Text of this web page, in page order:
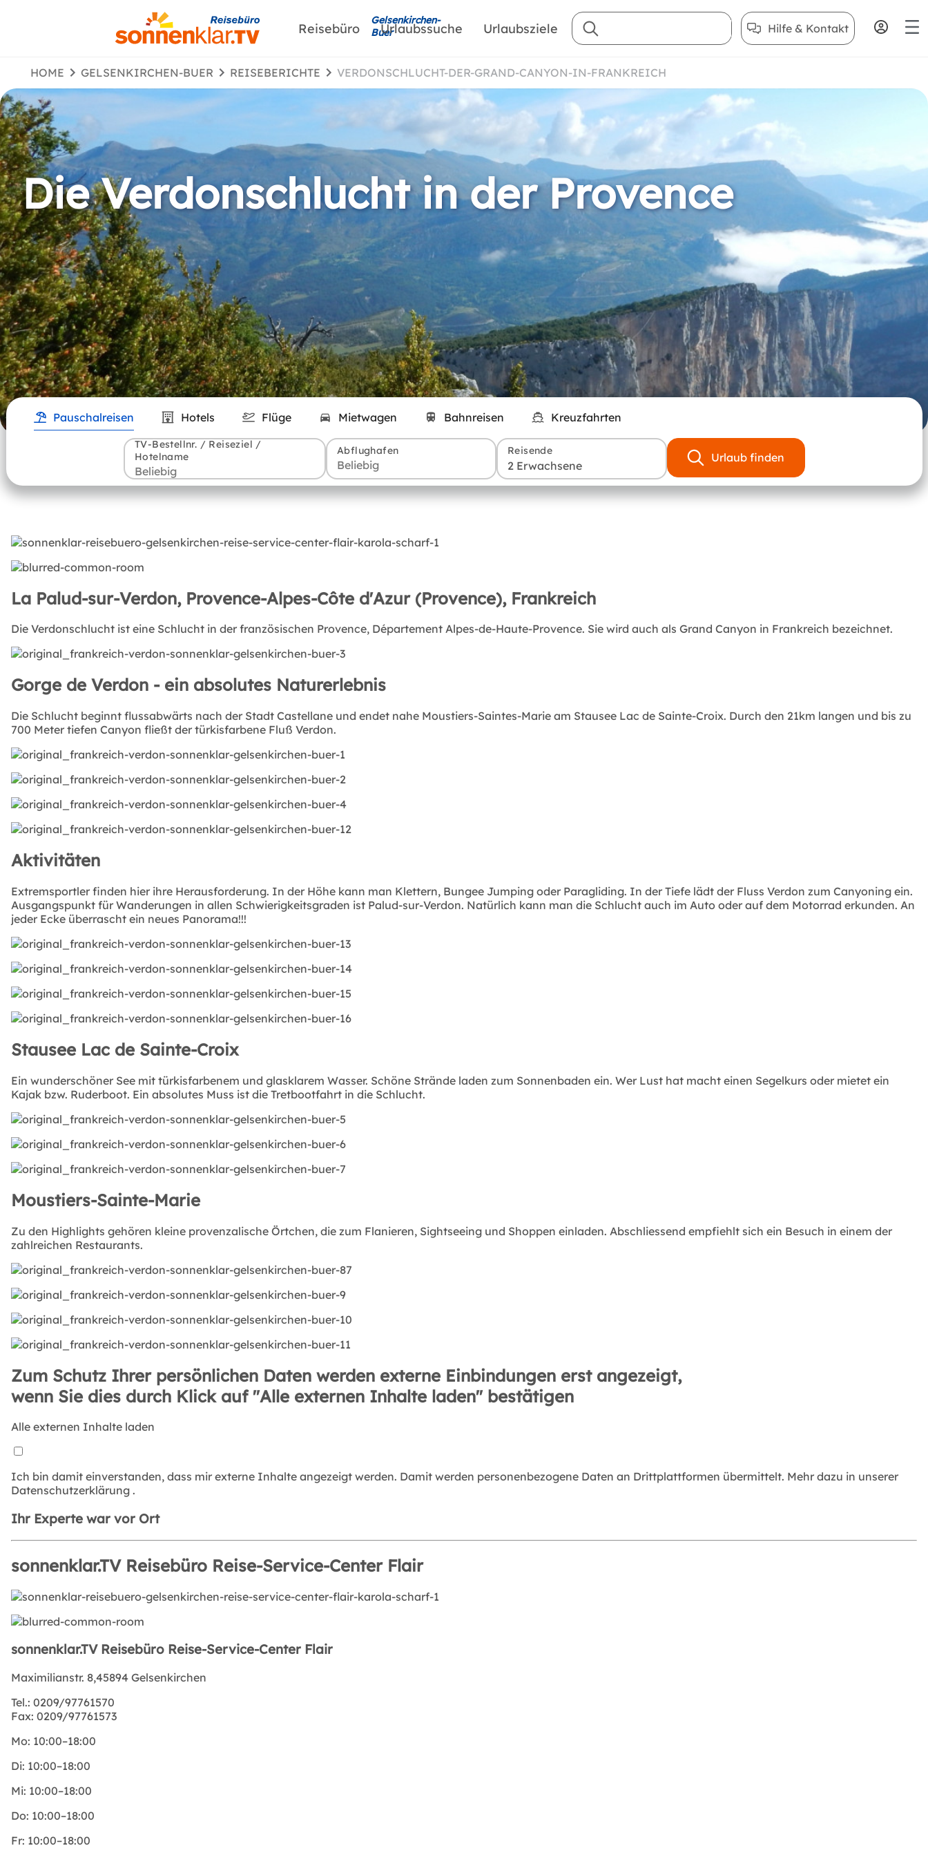
Gelsenkirchen-
Buer
Reisebüro Urlaubssuche Urlaubsziele Hilfe & Kontakt
HOME GELSENKIRCHEN-BUER REISEBERICHTE VERDONSCHLUCHT-DER-GRAND-CANYON-IN-FRANKREICH
Die Verdonschlucht in der Provence
Pauschalreisen Hotels Flüge Mietwagen Bahnreisen Kreuzfahrten
TV-Bestellnr. / Reiseziel /
Hotelname
Abflughafen Reisende
2 Erwachsene
Urlaub finden
La Palud-sur-Verdon, Provence-Alpes-Côte d'Azur (Provence), Frankreich
Die Verdonschlucht ist eine Schlucht in der französischen Provence, Département Alpes-de-Haute-Provence. Sie wird auch als Grand Canyon in Frankreich bezeichnet.
Gorge de Verdon - ein absolutes Naturerlebnis
Die Schlucht beginnt flussabwärts nach der Stadt Castellane und endet nahe Moustiers-Saintes-Marie am Stausee Lac de Sainte-Croix. Durch den 21km langen und bis zu
700 Meter tiefen Canyon fließt der türkisfarbene Fluß Verdon.
Aktivitäten
Extremsportler finden hier ihre Herausforderung. In der Höhe kann man Klettern, Bungee Jumping oder Paragliding. In der Tiefe lädt der Fluss Verdon zum Canyoning ein.
Ausgangspunkt für Wanderungen in allen Schwierigkeitsgraden ist Palud-sur-Verdon. Natürlich kann man die Schlucht auch im Auto oder auf dem Motorrad erkunden. An
jeder Ecke überrascht ein neues Panorama!!!
Stausee Lac de Sainte-Croix
Ein wunderschöner See mit türkisfarbenem und glasklarem Wasser. Schöne Strände laden zum Sonnenbaden ein. Wer Lust hat macht einen Segelkurs oder mietet ein
Kajak bzw. Ruderboot. Ein absolutes Muss ist die Tretbootfahrt in die Schlucht.
Moustiers-Sainte-Marie
Zu den Highlights gehören kleine provenzalische Örtchen, die zum Flanieren, Sightseeing und Shoppen einladen. Abschliessend empfiehlt sich ein Besuch in einem der
zahlreichen Restaurants.
Zum Schutz Ihrer persönlichen Daten werden externe Einbindungen erst angezeigt,
wenn Sie dies durch Klick auf "Alle externen Inhalte laden" bestätigen
Alle externen Inhalte laden
Ich bin damit einverstanden, dass mir externe Inhalte angezeigt werden. Damit werden personenbezogene Daten an Drittplattformen übermittelt. Mehr dazu in unserer
Datenschutzerklärung .
Ihr Experte war vor Ort
sonnenklar.TV Reisebüro Reise-Service-Center Flair
sonnenklar.TV Reisebüro Reise-Service-Center Flair
Maximilianstr. 8,45894 Gelsenkirchen
Tel.: 0209/97761570
Fax: 0209/97761573
Mo: 10:00–18:00
Di: 10:00–18:00
Mi: 10:00–18:00
Do: 10:00–18:00
Fr: 10:00–18:00